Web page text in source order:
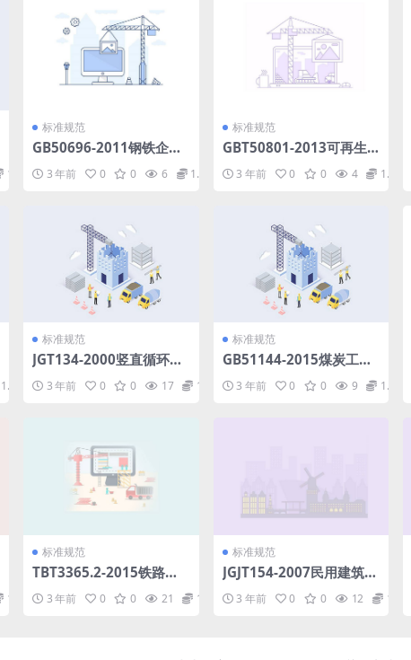
1.98
标准规范
GB50696-2011钢铁企业
f
3 年前 0 0 6 1.98
标准规范
GBT50801-2013可再生
准.pdf
3 年前 0 0 4 1.98
1.98
标准规范
JGT134-2000竖直循环式
3 年前 0 0 17 1.98
标准规范
GB51144-2015煤炭工业
矿井建设岩土工程勘察规
范.pdf
3 年前 0 0 9 1.98
1.98
标准规范
TBT3365.2-2015铁路数
R）SIM卡第2部分：试验
3 年前 0 0 21 1.98
标准规范
JGJT154-2007民用建筑能
3 年前 0 0 12 1.98